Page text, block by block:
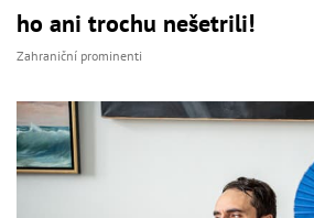
ho ani trochu nešetrili!
Zahraniční prominenti